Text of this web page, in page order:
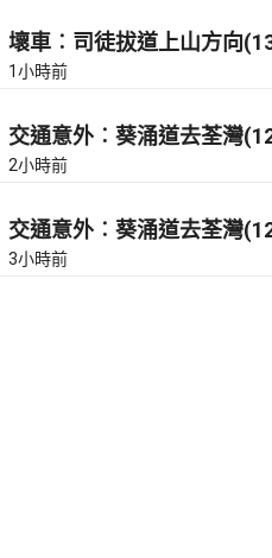
壞車︰司徒拔道上山方向
1小時前
交通意外︰葵涌道去荃灣
2小時前
交通意外︰葵涌道去荃灣
3小時前